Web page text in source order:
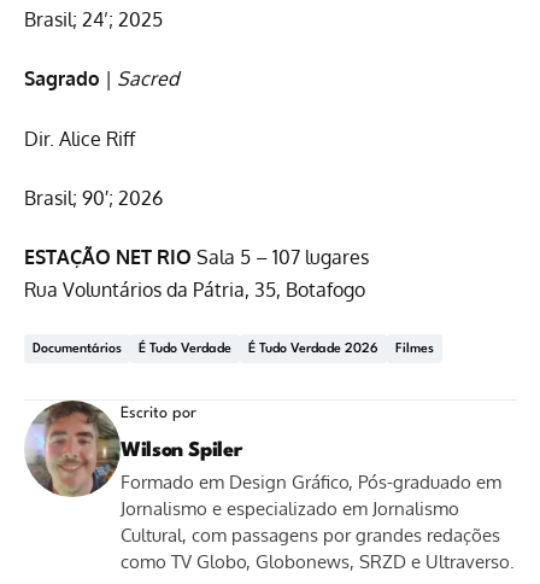
Brasil; 24’; 2025
Sagrado | Sacred
Dir. Alice Riff
Brasil; 90′; 2026
ESTAÇÃO NET RIO Sala 5 – 107 lugares
Rua Voluntários da Pátria, 35, Botafogo
Documentários É Tudo Verdade É Tudo Verdade 2026 Filmes
Escrito por
Wilson Spiler
Formado em Design Gráfico, Pós-graduado em
Jornalismo e especializado em Jornalismo
Cultural, com passagens por grandes redações
como TV Globo, Globonews, SRZD e Ultraverso.